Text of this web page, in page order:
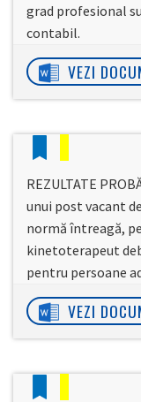
grad profesional
contabil.
VEZI
REZULTATE
unui post vacant
normă întreagă,
kinetoterapeut
pentru persoane
VEZI